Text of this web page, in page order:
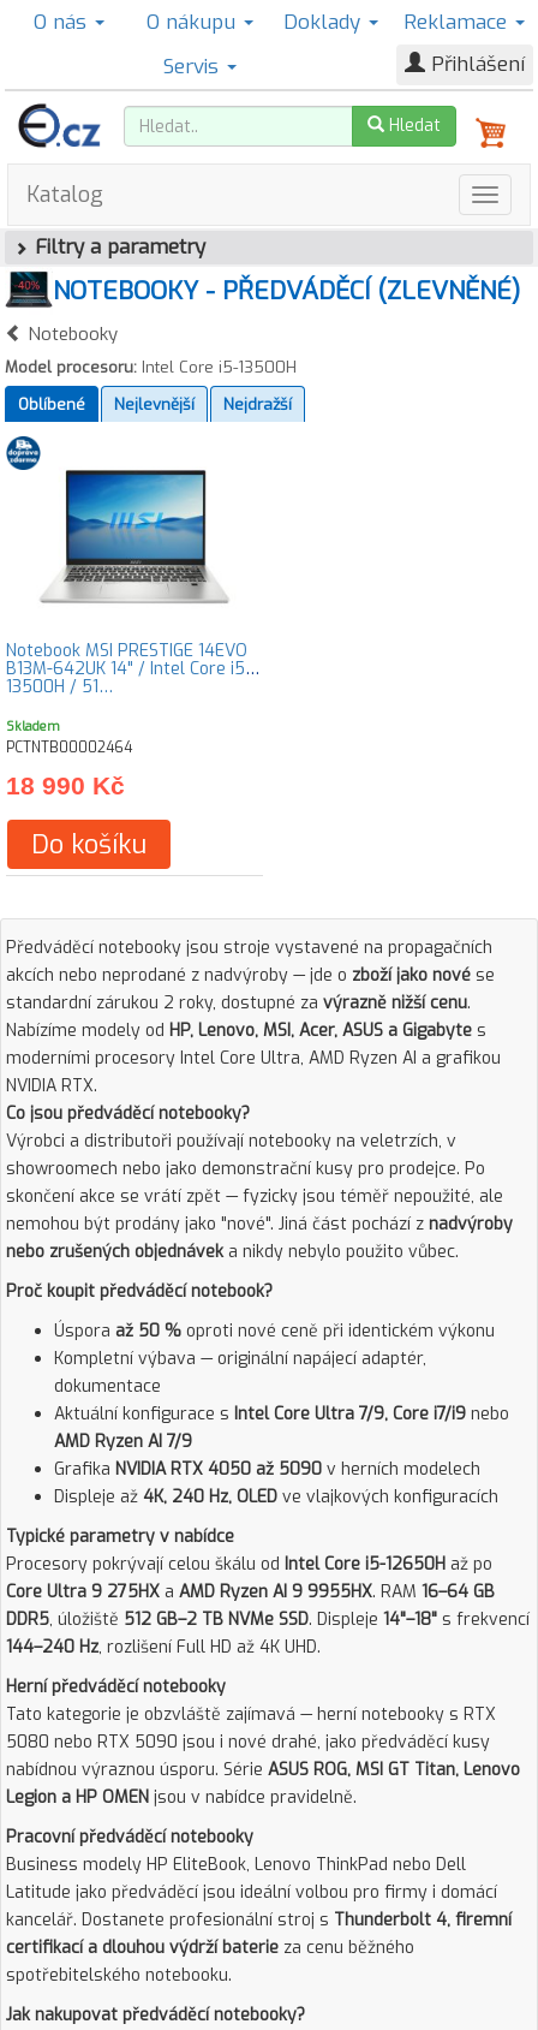
O nás O nákupu Doklady
Reklamace
Servis
Přihlášení
Hledat
Katalog
Filtry a parametry
NOTEBOOKY - PŘEDVÁDĚCÍ (ZLEVNĚNÉ)
Notebooky
Model procesoru: Intel Core i5-13500H
Oblíbené
Nejlevnější Nejdražší
Notebook MSI PRESTIGE 14EVO
B13M-642UK 14" / Intel Core i5-
13500H / 51…
Skladem
PCTNTB00002464
18 990 Kč
Do košíku
Předváděcí notebooky jsou stroje vystavené na propagačních
akcích nebo neprodané z nadvýroby — jde o zboží jako nové se
standardní zárukou 2 roky, dostupné za výrazně nižší cenu.
Nabízíme modely od HP, Lenovo, MSI, Acer, ASUS a Gigabyte s
moderními procesory Intel Core Ultra, AMD Ryzen AI a grafikou
NVIDIA RTX.
Co jsou předváděcí notebooky?
Výrobci a distributoři používají notebooky na veletrzích, v
showroomech nebo jako demonstrační kusy pro prodejce. Po
skončení akce se vrátí zpět — fyzicky jsou téměř nepoužité, ale
nemohou být prodány jako "nové". Jiná část pochází z nadvýroby
nebo zrušených objednáveka nikdy nebylo použito vůbec.
Proč koupit předváděcí notebook?
Úspora až 50 % oproti nové ceně při identickém výkonu
Kompletní výbava — originální napájecí adaptér,
dokumentace
Aktuální konfigurace s Intel Core Ultra 7/9, Core i7/i9 nebo
AMD Ryzen AI 7/9
Grafika NVIDIA RTX 4050 až 5090 v herních modelech
Displeje až 4K, 240 Hz, OLED ve vlajkových konfiguracích
Typické parametry v nabídce
Procesory pokrývají celou škálu od Intel Core i5-12650H až po
Core Ultra 9 275HX a AMD Ryzen AI 9 9955HX. RAM 16–64 GB
DDR5, úložiště 512 GB–2 TB NVMe SSD. Displeje 14"–18" s frekvencí
144–240 Hz, rozlišení Full HD až 4K UHD.
Herní předváděcí notebooky
Tato kategorie je obzvláště zajímavá — herní notebooky s RTX
5080 nebo RTX 5090 jsou i nové drahé, jako předváděcí kusy
nabídnou výraznou úsporu. Série ASUS ROG, MSI GT Titan, Lenovo
Legion a HP OMEN jsou v nabídce pravidelně.
Pracovní předváděcí notebooky
Business modely HP EliteBook, Lenovo ThinkPad nebo Dell
Latitude jako předváděcí jsou ideální volbou pro firmy i domácí
kancelář. Dostanete profesionální stroj s Thunderbolt 4, firemní
certifikací a dlouhou výdrží baterie za cenu běžného
spotřebitelského notebooku.
Jak nakupovat předváděcí notebooky?